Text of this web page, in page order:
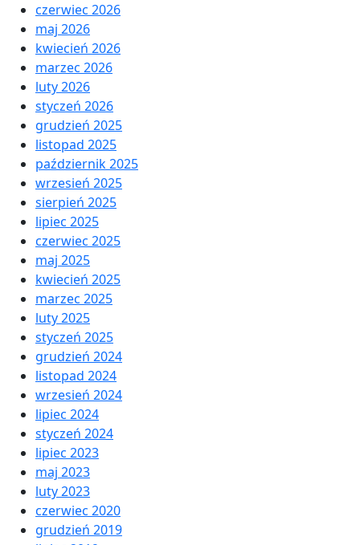
czerwiec 2026
maj 2026
kwiecień 2026
marzec 2026
luty 2026
styczeń 2026
grudzień 2025
listopad 2025
październik 2025
wrzesień 2025
sierpień 2025
lipiec 2025
czerwiec 2025
maj 2025
kwiecień 2025
marzec 2025
luty 2025
styczeń 2025
grudzień 2024
listopad 2024
wrzesień 2024
lipiec 2024
styczeń 2024
lipiec 2023
maj 2023
luty 2023
czerwiec 2020
grudzień 2019